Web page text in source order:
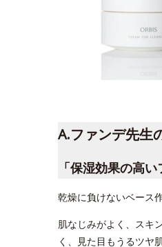
A.ファンデ先生
「保湿効果の高
乾燥に負けないベース
肌なじみがよく、スキ
く、見た目もうるツヤ